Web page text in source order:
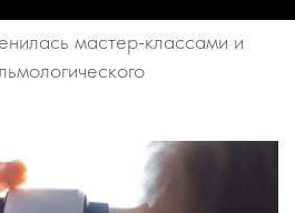
мастер-классами и